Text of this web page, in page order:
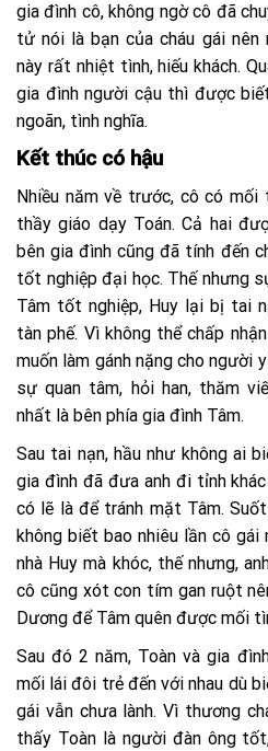
gia đình cô, không ngờ cô đã
tử nói là bạn của cháu gái nên
này rất nhiệt tình, hiếu khách.
gia đình người cậu thì được
ngoãn, tình nghĩa.
Kết thúc có hậu
Nhiều năm về trước, cô có
thầy giáo dạy Toán. Cả hai
bên gia đình cũng đã tính đến
tốt nghiệp đại học. Thế nhưng
Tâm tốt nghiệp, Huy lại bị tai
tàn phế. Vì không thể chấp
muốn làm gánh nặng cho người
sự quan tâm, hỏi han, thăm
nhất là bên phía gia đình Tâm.
Sau tai nạn, hầu như không ai
gia đình đã đưa anh đi tỉnh
có lẽ là để tránh mặt Tâm.
không biết bao nhiêu lần cô
nhà Huy mà khóc, thế nhưng,
cô cũng xót con tím gan ruột
Dương để Tâm quên được mối
Sau đó 2 năm, Toàn và gia
mối lái đôi trẻ đến với nhau dù
gái vẫn chưa lành. Vì thương
thấy Toàn là người đàn ông